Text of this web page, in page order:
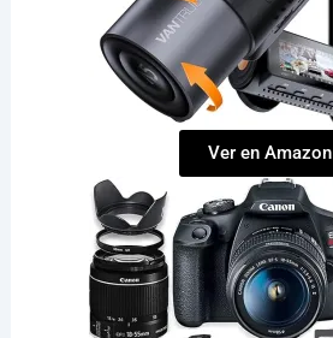
Ver en Amazon